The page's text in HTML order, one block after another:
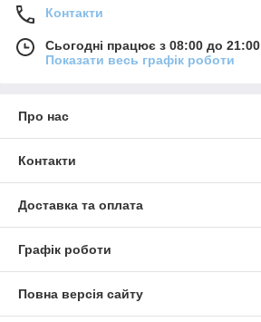
Контакти
Сьогодні працює з 08:00 до 21:00
Показати весь графік роботи
Про нас
Контакти
Доставка та оплата
Графік роботи
Повна версія сайту